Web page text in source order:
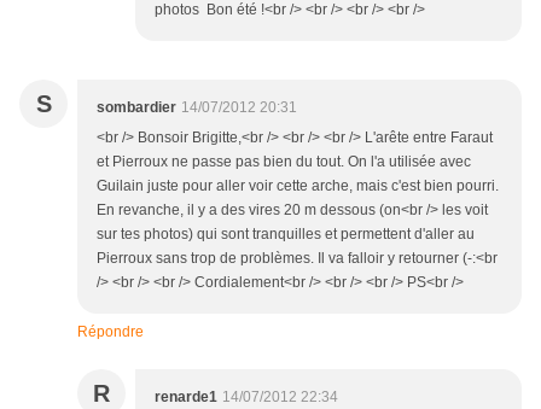
photos Bon été !<br /> <br /> <br /> <br />
S sombardier 14/07/2012 20:31
<br /> Bonsoir Brigitte,<br /> <br /> <br /> L'arête entre Faraut
et Pierroux ne passe pas bien du tout. On l'a utilisée avec
Guilain juste pour aller voir cette arche, mais c'est bien pourri.
En revanche, il y a des vires 20 m dessous (on<br /> les voit
sur tes photos) qui sont tranquilles et permettent d'aller au
Pierroux sans trop de problèmes. Il va falloir y retourner (-:<br
/> <br /> <br /> Cordialement<br /> <br /> <br /> PS<br />
Répondre
R renarde1 14/07/2012 22:34